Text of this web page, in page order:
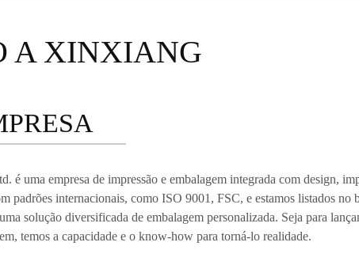
A XINXIANG
uma empresa de impressão e embalagem integrada com design,
padrões internacionais, como ISO 9001, FSC, e estamos listados
solução diversificada de embalagem personalizada. Seja para
temos a capacidade e o know-how para torná-lo realidade.